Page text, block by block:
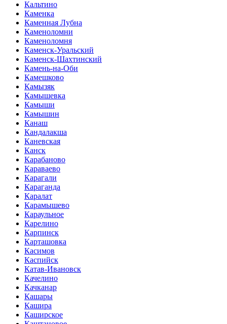
Кальтино
Каменка
Каменная Лубна
Каменоломни
Каменоломня
Каменск-Уральский
Каменск-Шахтинский
Камень-на-Оби
Камешково
Камызяк
Камышевка
Камыши
Камышин
Канаш
Кандалакша
Каневская
Канск
Карабаново
Караваево
Карагали
Караганда
Каралат
Карамышево
Караульное
Карелино
Карпинск
Карташовка
Касимов
Каспийск
Катав-Ивановск
Качелино
Качканар
Кашары
Кашира
Каширское